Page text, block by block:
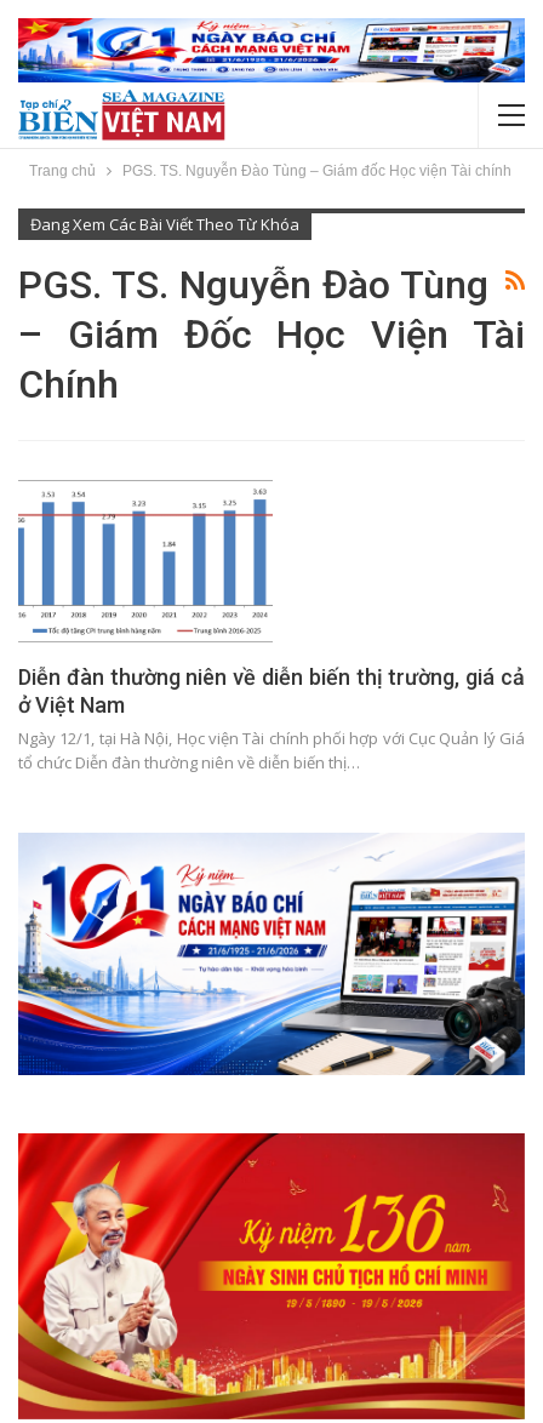
Trang chủ PGS. TS. Nguyễn Đào Tùng – Giám đốc Học viện Tài chính
Đang Xem Các Bài Viết Theo Từ Khóa
PGS. TS. Nguyễn Đào Tùng
– Giám Đốc Học Viện Tài
Chính
Diễn đàn thường niên về diễn biến thị trường, giá cả
ở Việt Nam
Ngày 12/1, tại Hà Nội, Học viện Tài chính phối hợp với Cục Quản lý Giá
tổ chức Diễn đàn thường niên về diễn biến thị…